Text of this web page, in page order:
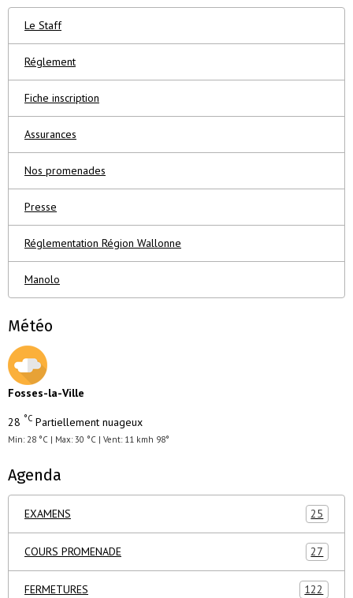
Le Staff
Réglement
Fiche inscription
Assurances
Nos promenades
Presse
Réglementation Région Wallonne
Manolo
Météo
Fosses-la-Ville
28 °C Partiellement nuageux
Min: 28 °C | Max: 30 °C | Vent: 11 kmh 98°
Agenda
EXAMENS 25
COURS PROMENADE 27
FERMETURES 122